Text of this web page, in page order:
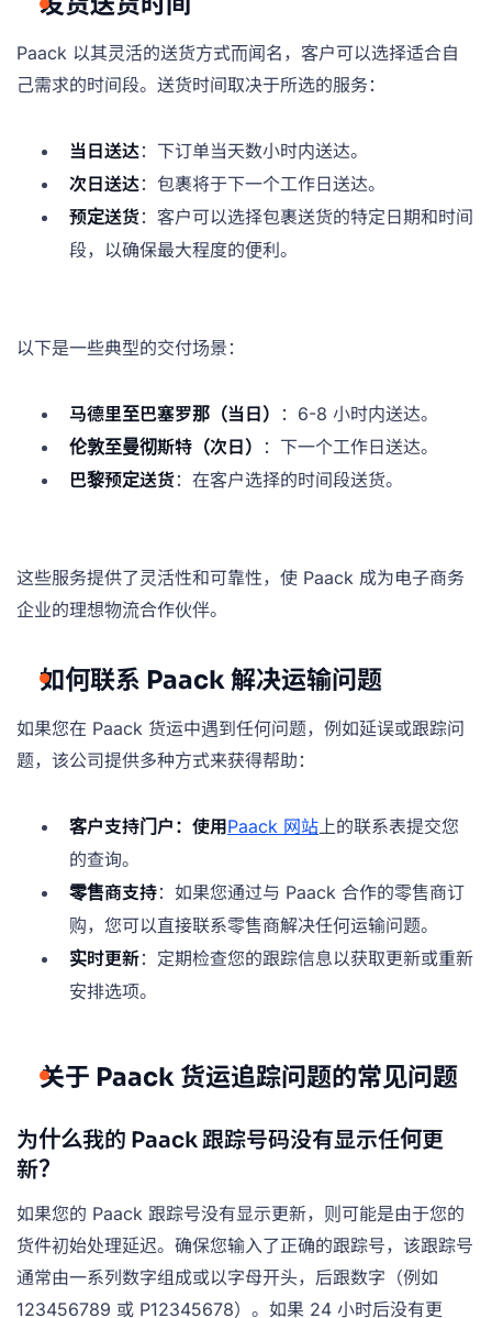
Paack 以其灵活的送货方式而闻名，客户可以选择适合自
己需求的时间段。送货时间取决于所选的服务：
当日送达：下订单当天数小时内送达。
次日送达：包裹将于下一个工作日送达。
预定送货：客户可以选择包裹送货的特定日期和时间
段，以确保最大程度的便利。
以下是一些典型的交付场景：
马德里至巴塞罗那（当日）
：6-8 小时内送达。
伦敦至曼彻斯特（次日）
：下一个工作日送达。
巴黎预定送货：在客户选择的时间段送货。
这些服务提供了灵活性和可靠性，使 Paack 成为电子商务
企业的理想物流合作伙伴。
如何联系 Paack 解决运输问题
如果您在 Paack 货运中遇到任何问题，例如延误或跟踪问
题，该公司提供多种方式来获得帮助：
客户支持门户：使用Paack 网站 上的联系表提交您
的查询。
零售商支持：如果您通过与 Paack 合作的零售商订
购，您可以直接联系零售商解决任何运输问题。
实时更新：定期检查您的跟踪信息以获取更新或重新
安排选项。
关于 Paack 货运追踪问题的常见问题
为什么我的 Paack 跟踪号码没有显示任何更
新？
如果您的 Paack 跟踪号没有显示更新，则可能是由于您的
货件初始处理延迟。确保您输入了正确的跟踪号，该跟踪号
通常由一系列数字组成或以字母开头，后跟数字（例如
123456789 或 P12345678）。如果 24 小时后没有更